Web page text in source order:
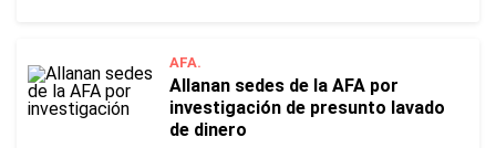
AFA.
Allanan sedes de la AFA por
investigación de presunto lavado
de dinero